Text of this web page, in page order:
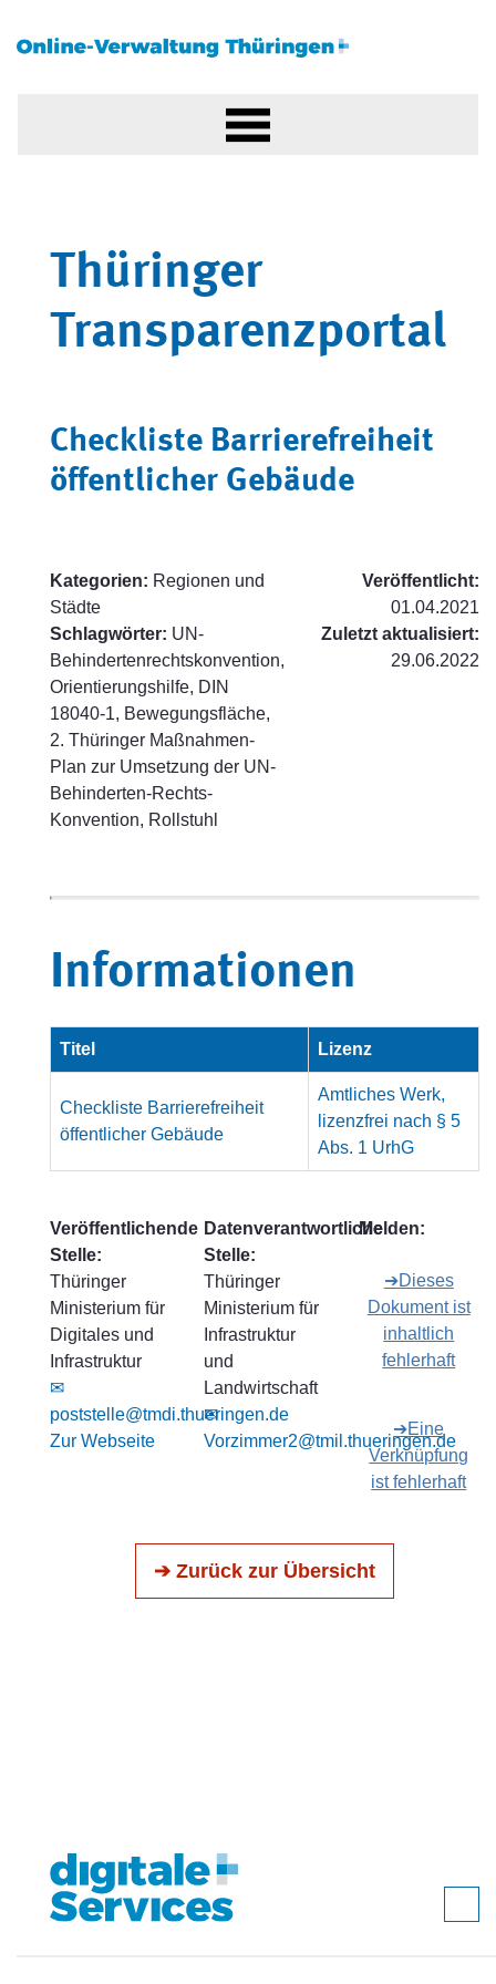
Thüringer
Transparenzportal
Checkliste Barrierefreiheit
öffentlicher Gebäude
Kategorien: Regionen und
Städte
Schlagwörter: UN-
Behindertenrechtskonvention,
Orientierungshilfe, DIN
18040-1, Bewegungsfläche,
2. Thüringer Maßnahmen-
Plan zur Umsetzung der UN-
Behinderten-Rechts-
Konvention, Rollstuhl
Veröffentlicht:
01.04.2021
Zuletzt aktualisiert:
29.06.2022
Informationen
Titel Lizenz
Checkliste Barrierefreiheit
öffentlicher Gebäude
Amtliches Werk,
lizenzfrei nach § 5
Abs. 1 UrhG
Veröffentlichende
Stelle:
Thüringer
Ministerium für
Digitales und
Infrastruktur
✉
poststelle@tmdi.thueringen.de
Zur Webseite
Datenverantwortliche
Stelle:
Thüringer
Ministerium für
Infrastruktur
und
Landwirtschaft
✉
Vorzimmer2@tmil.thueringen.de
Melden:
➔Dieses
Dokument ist
inhaltlich
fehlerhaft
➔Eine
Verknüpfung
ist fehlerhaft
➔ Zurück zur Übersicht